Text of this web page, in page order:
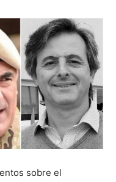
sobre el